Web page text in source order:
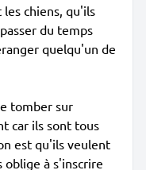
chiens, qu'ils
du temps
quelqu'un de
tomber sur
car ils sont tous
est qu'ils veulent
oblige à s'inscrire